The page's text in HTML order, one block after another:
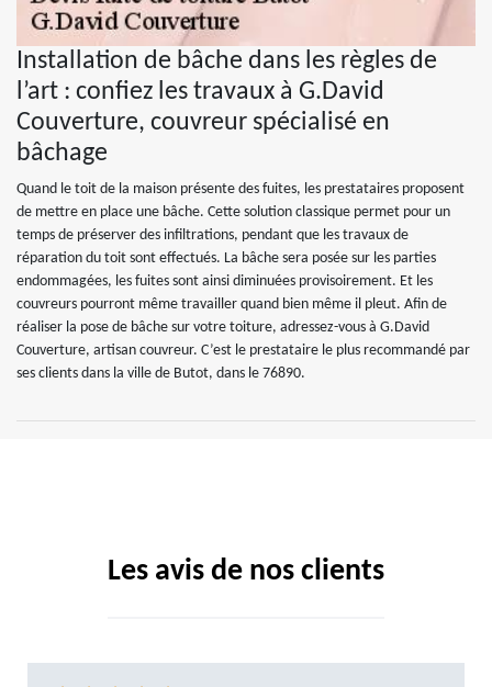
Installation de bâche dans les règles de
l’art : confiez les travaux à G.David
Couverture, couvreur spécialisé en
bâchage
Quand le toit de la maison présente des fuites, les prestataires proposent
de mettre en place une bâche. Cette solution classique permet pour un
temps de préserver des infiltrations, pendant que les travaux de
réparation du toit sont effectués. La bâche sera posée sur les parties
endommagées, les fuites sont ainsi diminuées provisoirement. Et les
couvreurs pourront même travailler quand bien même il pleut. Afin de
réaliser la pose de bâche sur votre toiture, adressez-vous à G.David
Couverture, artisan couvreur. C’est le prestataire le plus recommandé par
ses clients dans la ville de Butot, dans le 76890.
Les avis de nos clients